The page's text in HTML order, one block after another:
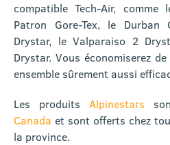
compatible Tech-Air, comme
Patron Gore-Tex, le Durban
Drystar, le Valparaiso 2
Drystar. Vous économiserez
ensemble sûrement aussi
Les produits Alpinestars
Canada et sont offerts chez
la province.